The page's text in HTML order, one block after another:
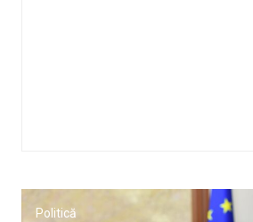
Politică